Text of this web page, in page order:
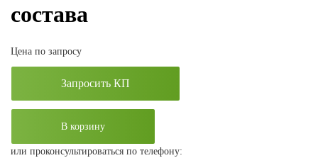
состава
Цена по запросу
Запросить КП
В корзину
или проконсультироваться по телефону: